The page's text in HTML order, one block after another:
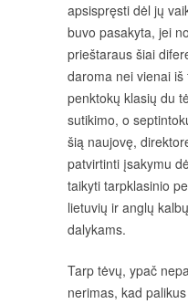
apsispręsti dėl jų
buvo pasakyta, jei
prieštaraus šiai
daroma nei vienai
penktokų klasių du
sutikimo, o
šią naujovę,
patvirtinti įsakymu
taikyti tarpklasinio
lietuvių ir anglų
dalykams.
Tarp tėvų, ypač
nerimas, kad